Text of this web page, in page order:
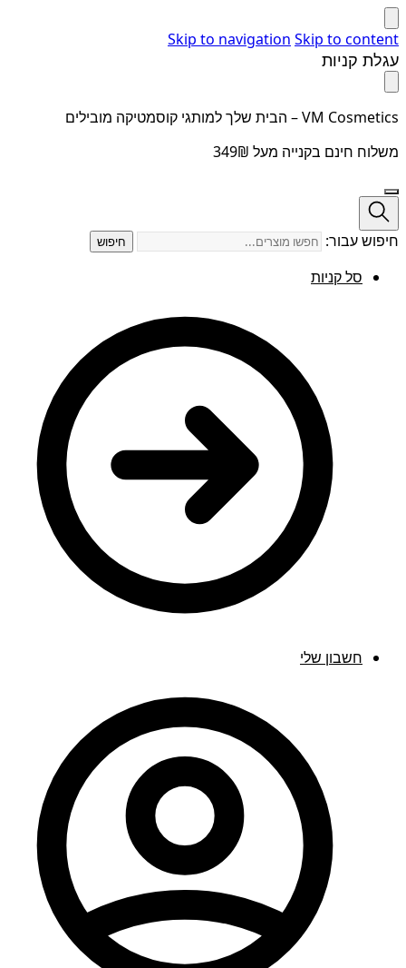
Skip to navigation Skip to content
עגלת קניות
VM Cosmetics – הבית שלך למותגי קוסמטיקה מובילים
משלוח חינם בקנייה מעל 349₪
חיפוש עבור: חיפוש
סל קניות
חשבון שלי